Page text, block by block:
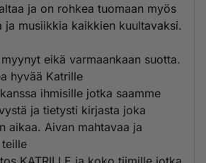
ja on rohkea tuomaan myös
ja musiikkia kaikkien kuultavaksi.
eikä varmaankaan suotta.
hyvää Katrille
ihmisille jotka saamme
ja tietysti kirjasta joka
aikaa. Aivan mahtavaa ja